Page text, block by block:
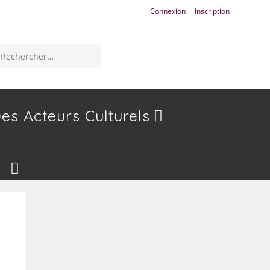
Connexion Inscription
Rechercher
Acteurs Culturels
Toggle